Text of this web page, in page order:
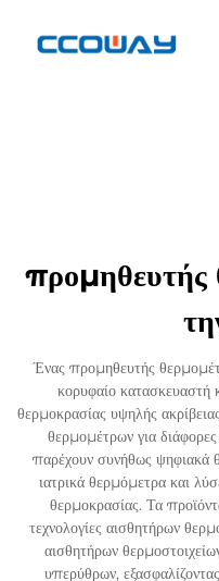
Ένας προμηθευτής
κορυφαίο κατασκευαστή
θερμοκρασίας υψηλής
θερμομέτρων για
παρέχουν συνήθως ψηφιακά
ιατρικά θερμόμετρα και
θερμοκρασίας. Τα
τεχνολογίες αισθητήρων
αισθητήρων
υπερύθρων,